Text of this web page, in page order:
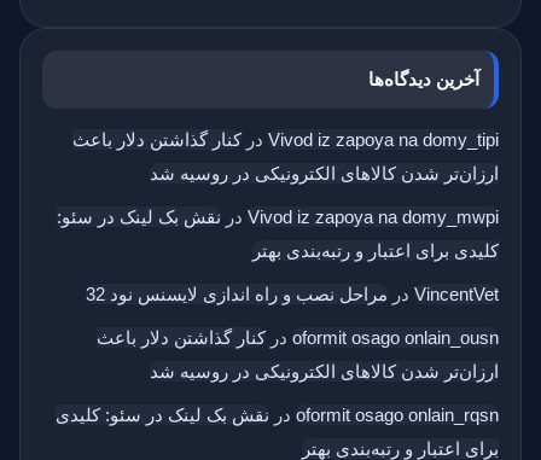
آخرین دیدگاه‌ها
Vivod iz zapoya na domy_tipi درکنار گذاشتن دلار باعث
ارزان‌تر شدن کالاهای الکترونیکی در روسیه شد
Vivod iz zapoya na domy_mwpi در نقش بک‌ لینک در سئو:
کلیدی برای اعتبار و رتبه‌بندی بهتر
VincentVet در مراحل نصب و راه اندازی لایسنس نود 32
oformit osago onlain_ousn درکنار گذاشتن دلار باعث
ارزان‌تر شدن کالاهای الکترونیکی در روسیه شد
oformit osago onlain_rqsn در نقش بک‌ لینک در سئو: کلیدی
برای اعتبار و رتبه‌بندی بهتر